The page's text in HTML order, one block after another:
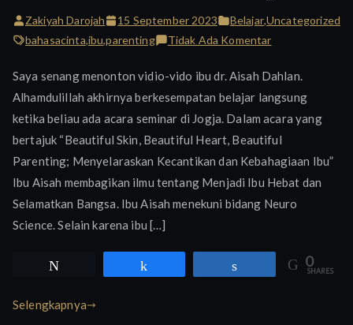
Zakiyah Darojah 15 September 2023 Belajar,Uncategorized
bahasacinta,ibu,parenting Tidak Ada Komentarpada
Ibu
yang
Hebat
untuk
Selamatkan
Bangsa
Saya senang menonton vidio-vido ibu dr. Aisah Dahlan.
Alhamdulillah akhirnya berkesempatan belajar langsung
ketika beliau ada acara seminar di Jogja. Dalam acara yang
bertajuk “Beautiful Skin, Beautiful Heart, Beautiful
Parenting; Menyelaraskan Kecantikan dan Kebahagiaan Ibu”
Ibu Aisah membagikan ilmu tentang Menjadi Ibu Hebat dan
Selamatkan Bangsa. Ibu Aisah menekuni bidang Neuro
Science. Selain karena ibu […]
0
SHARES
Selengkapnya